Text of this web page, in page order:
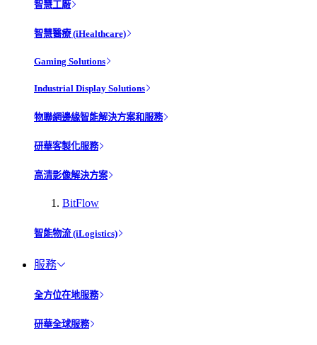
智慧工廠
智慧醫療 (iHealthcare)
Gaming Solutions
Industrial Display Solutions
物聯網邊緣智能解決方案和服務
研華客製化服務
高清影像解決方案
BitFlow
智能物流 (iLogistics)
服務
全方位在地服務
研華全球服務